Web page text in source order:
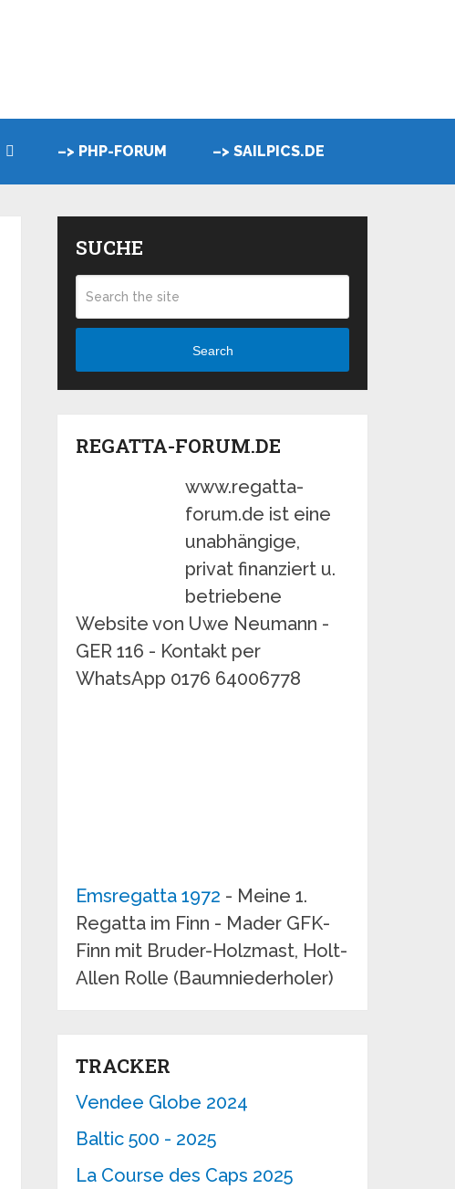
–> PHP-FORUM –> SAILPICS.DE
SUCHE
Search
REGATTA-FORUM.DE
www.regatta-
forum.de ist eine
unabhängige,
privat finanziert u.
betriebene
Website von Uwe Neumann -
GER 116 - Kontakt per
WhatsApp 0176 64006778
Emsregatta 1972 - Meine 1.
Regatta im Finn - Mader GFK-
Finn mit Bruder-Holzmast, Holt-
Allen Rolle (Baumniederholer)
TRACKER
Vendee Globe 2024
Baltic 500 - 2025
La Course des Caps 2025